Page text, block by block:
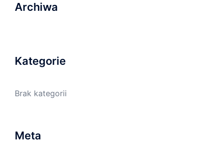
Archiwa
Kategorie
Brak kategorii
Meta